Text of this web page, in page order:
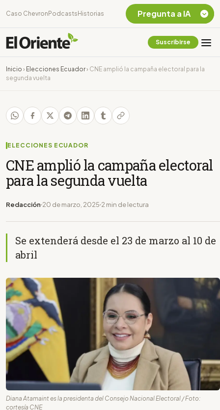
Caso Chevron Podcasts Historias
Suscribirse
Inicio › Elecciones Ecuador› CNE amplió la campaña electoral para la
segunda vuelta
ELECCIONES ECUADOR
CNE amplió la campaña electoral
para la segunda vuelta
Redacción 20 de marzo, 2025 2 min de lectura
Se extenderá desde el 23 de marzo al 10 de
abril
Diana Atamaint es la presidenta del Consejo Nacional Electoral / Foto:
cortesía CNE
Pregunta a IA
Chevron Ecuador